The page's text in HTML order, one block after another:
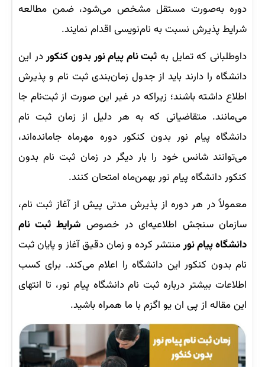
دوره به‌صورت مستقل مشخص می‌شود، ضمن مطالعه
شرایط پذیرش نسبت به نام‌نویسی اقدام نمایند.
داوطلبانی که تمایل به ثبت نام پیام نور بدون کنکوردر این
دانشگاه را دارند باید از جدول زمان‌بندی ثبت نام و پذیرش
اطلاع داشته باشند؛ زیراکه در غیر این صورت از ثبت‌نام جا
می‌مانند. متقاضیانی که به هر دلیل از زمان ثبت نام
دانشگاه پیام نور بدون کنکور دوره مهرماه جامانده‌اند،
می‌توانند شانس خود را بار دیگر در زمان ثبت نام بدون
کنکور دانشگاه پیام نور بهمن‌ماه امتحان کنند.
معمولاً در هر دوره از پذیرش مدتی پیش از آغاز ثبت نام،
سازمان سنجش اطلاعیه‌ای در خصوص شرایط ثبت نام
دانشگاه پیام نورمنتشر کرده و زمان دقیق آغاز و پایان ثبت
نام بدون کنکور این دانشگاه را اعلام می‌کند. برای کسب
اطلاعات بیشتر درباره ثبت نام دانشگاه پیام نور، تا انتهای
این مقاله از پی ان یو اگزم با ما همراه باشید.